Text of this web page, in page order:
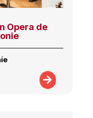
Opera de